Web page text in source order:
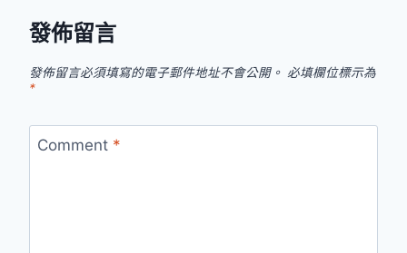
發佈留言
發佈留言必須填寫的電子郵件地址不會公開。 必填欄位標示為
*
Comment *